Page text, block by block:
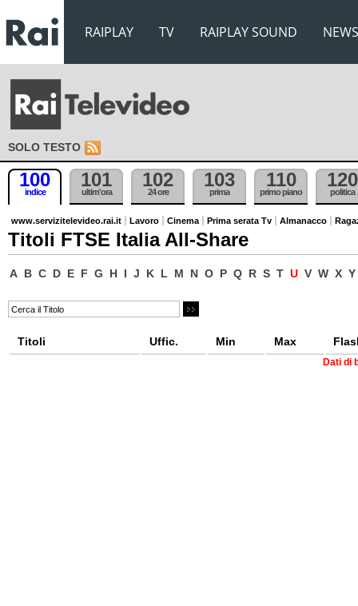
RAIPLAY TV RAIPLAY SOUND NEWS
SOLO TESTO
100
indice
101
ultim'ora
102
24 ore
103
prima
110
primo piano
120
politica
www.servizitelevideo.rai.it Lavoro Cinema Prima serata Tv Almanacco
Titoli FTSE Italia All-Share
A B C D E F G H I J K L M N O P Q R S T U V W X Y
Titoli Uffic. Min Max
Dati di